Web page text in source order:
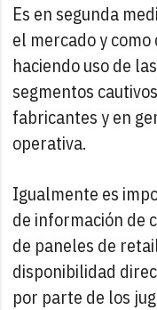
Es en segunda
el mercado y
haciendo uso de
segmentos
fabricantes y en
operativa.
Igualmente es
de información de
de paneles de
disponibilidad
por parte de los